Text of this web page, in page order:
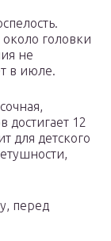
головки
не
в июле.
достигает 12
для детского
перед